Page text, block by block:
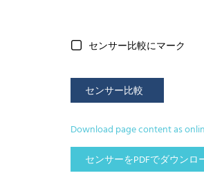
センサー比較にマーク
センサー比較
Download page content as
センサーをPDFでダウンロ